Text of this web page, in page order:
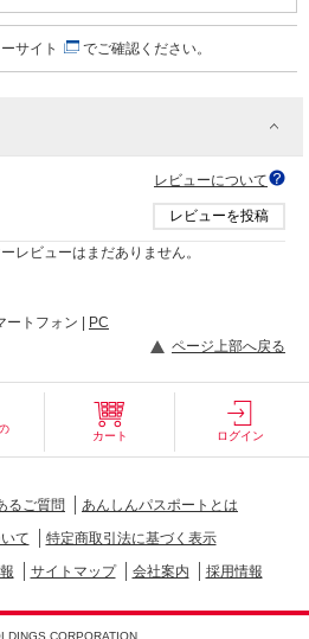
サイト でご確認ください。
レビューについて
レビューを投稿
レビューはまだありません。
ートフォン |
PC
ページ上部へ戻る
カート ログイン
るご質問
あんしんパスポートとは
て
特定商取引法に基づく表示
サイトマップ 会社案内 採用情報
CORPORATION